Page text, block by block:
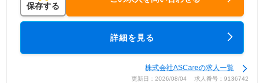
保存する
詳細を見る
株式会社ASCareの求人一覧
更新日：2026/08/04 求人番号：9136742